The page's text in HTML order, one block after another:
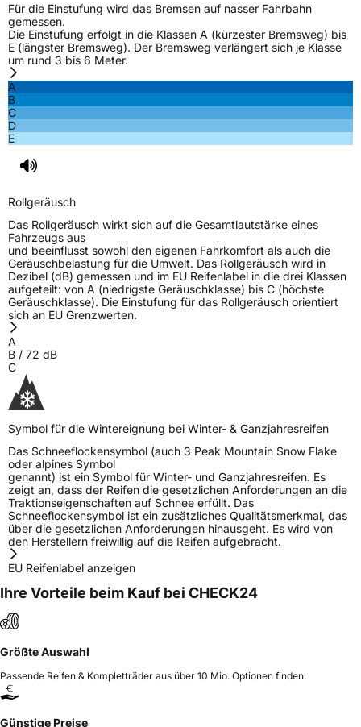
Für die Einstufung wird das Bremsen auf nasser Fahrbahn
gemessen.
Die Einstufung erfolgt in die Klassen A (kürzester Bremsweg) bis
E (längster Bremsweg). Der Bremsweg verlängert sich je Klasse
um rund 3 bis 6 Meter.
A
B
C
D
E
Rollgeräusch
Das Rollgeräusch wirkt sich auf die Gesamtlautstärke eines
Fahrzeugs aus
und beeinflusst sowohl den eigenen Fahrkomfort als auch die
Geräuschbelastung für die Umwelt. Das Rollgeräusch wird in
Dezibel (dB) gemessen und im EU Reifenlabel in die drei Klassen
aufgeteilt: von A (niedrigste Geräuschklasse) bis C (höchste
Geräuschklasse). Die Einstufung für das Rollgeräusch orientiert
sich an EU Grenzwerten.
A
B / 72 dB
C
Symbol für die Wintereignung bei Winter- & Ganzjahresreifen
Das Schneeflockensymbol (auch 3 Peak Mountain Snow Flake
oder alpines Symbol
genannt) ist ein Symbol für Winter- und Ganzjahresreifen. Es
zeigt an, dass der Reifen die gesetzlichen Anforderungen an die
Traktionseigenschaften auf Schnee erfüllt. Das
Schneeflockensymbol ist ein zusätzliches Qualitätsmerkmal, das
über die gesetzlichen Anforderungen hinausgeht. Es wird von
den Herstellern freiwillig auf die Reifen aufgebracht.
EU Reifenlabel anzeigen
Ihre Vorteile beim Kauf bei CHECK24
Größte Auswahl
Passende Reifen & Kompletträder aus über 10 Mio. Optionen finden.
Günstige Preise